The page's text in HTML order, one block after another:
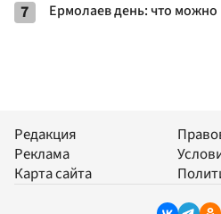
7 Ермолаев день: что можно
Редакция
Реклама
Карта сайта